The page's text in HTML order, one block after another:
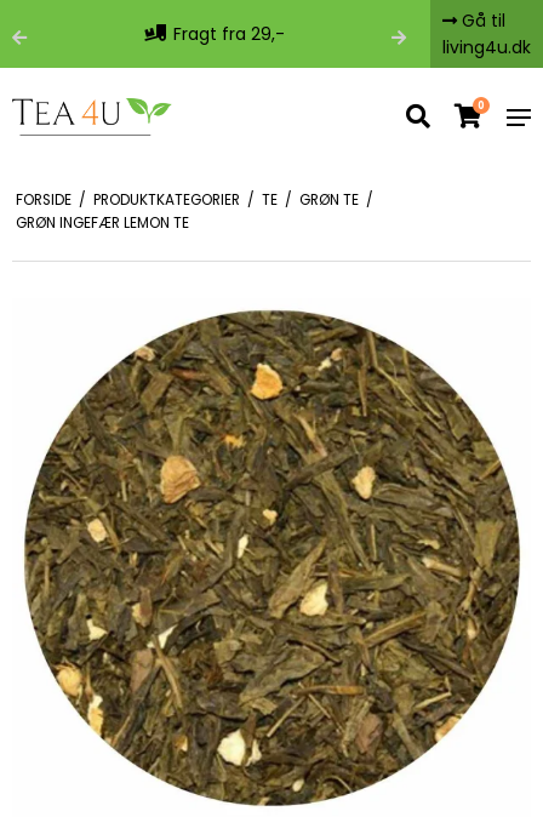
Fragt fra 29,- Fri
Gå til
living4u.dk
0
FORSIDE / PRODUKTKATEGORIER / TE / GRØN TE /
GRØN INGEFÆR LEMON TE